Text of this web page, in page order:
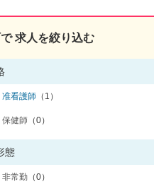
求人を絞り込む
准看護師 （1）
保健師 （0）
態
非常勤 （0）